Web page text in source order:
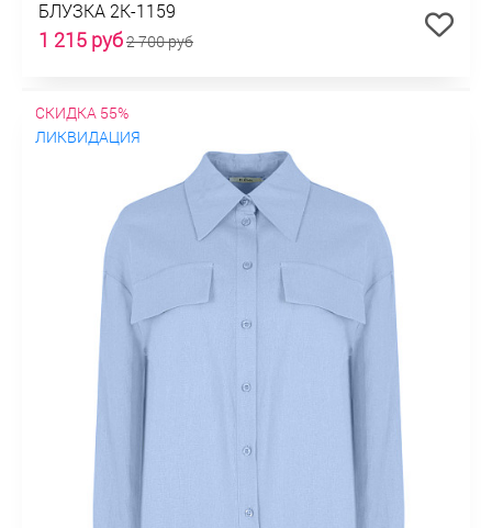
БЛУЗКА 2К-1159
1 215 руб2 700 руб
СКИДКА 55%
ЛИКВИДАЦИЯ